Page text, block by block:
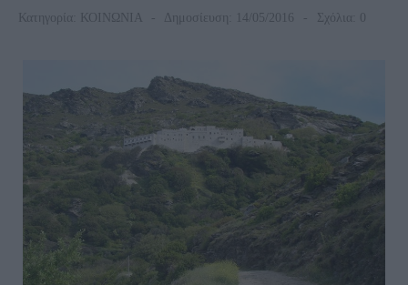
Κατηγορία: ΚΟΙΝΩΝΙΑ Δημοσίευση: 14/05/2016 Σχόλια: 0